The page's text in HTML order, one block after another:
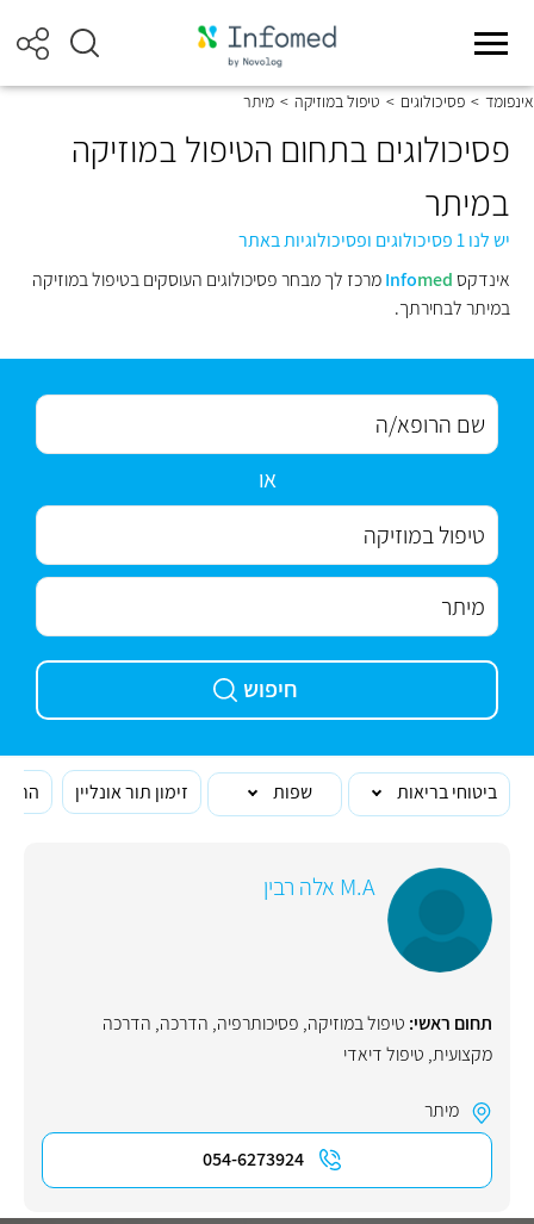
אינפומד > פסיכולוגים > טיפול במוזיקה > מיתר
פסיכולוגים בתחום הטיפול במוזיקה
במיתר
יש לנו 1 פסיכולוגים ופסיכולוגיות באתר
אינדקס
Infomed
מרכז לך מבחר פסיכולוגים העוסקים בטיפול במוזיקה
במיתר לבחירתך.
או
חיפוש
ביטוחי בריאות שפות זימון תור אונליין
M.A אלה רבין
תחום ראשי: טיפול במוזיקה, פסיכותרפיה, הדרכה, הדרכה
מקצועית, טיפול דיאדי
מיתר
054-6273924